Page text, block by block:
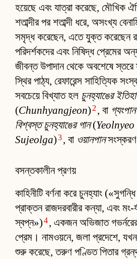
হয়েছে এবং যাত্রা করেছে, মৌখিক
শতাব্দীর পর শতাব্দী ধরে, অসংখ্য
সমৃদ্ধ করেছেন, এতে যুক্ত করেছেন
পরিদর্শকদের এবং নিষিদ্ধ প্রেমের
জীবন্ত উপাদান থেকে অবশেষে
স্থির পাঠ্য, রেফারেন্স সাহিত্যিক
সবচেয়ে বিখ্যাত হল চুনহ্যাঙের
(Chunhyangjeon) 2 , বা গ্যংপান
বিশ্বস্ত চুনহ্যাঙের গান(
Sujeolga)3, বা ওয়ানপান
বসন্তকালীন প্রণয়
কাহিনীটি বর্ণনা করে চুনহ্যাং
প্রাক্তন রাজদরবারীর কন্যা, এবং মং-
স্বপ্ন»)4, একজন অভিজাত
প্রেম। নামওয়নে, জলা প্রদেশে,
শুরু করেছে, তরুণ পণ্ডিত পিতার